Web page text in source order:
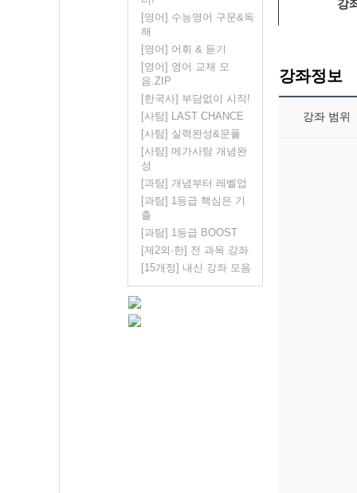
[영어] 수능영어 구문&독
해
[영어] 어휘 & 듣기
[영어] 영어 교재 모
음.ZIP
[한국사] 부담없이 시작!
[사탐] LAST CHANCE
[사탐] 실력완성&문풀
[사탐] 메가사탐 개념완
성
[과탐] 개념부터 레벨업
[과탐] 1등급 핵심은 기
출
[과탐] 1등급 BOOST
[제2외·한] 전 과목 강좌
[15개정] 내신 강좌 모음
강
강좌정보
강좌 범위